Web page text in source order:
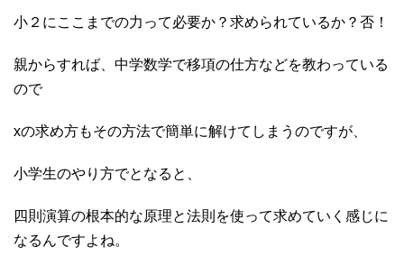
小２にここまでの力って必要か？求められているか？否！
親からすれば、中学数学で移項の仕方などを教わっている
ので
xの求め方もその方法で簡単に解けてしまうのですが、
小学生のやり方でとなると、
四則演算の根本的な原理と法則を使って求めていく感じに
なるんですよね。